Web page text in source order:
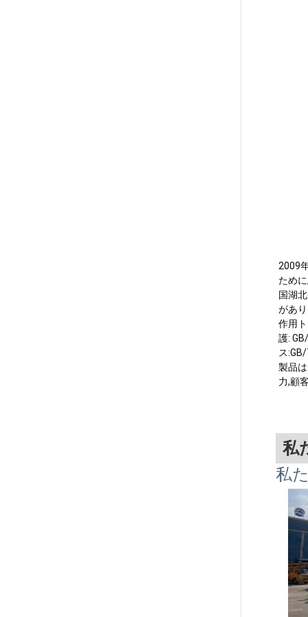
00:39
2009
ため
国湖
があ
作用
護:
ス
製品
力,顧
私
私